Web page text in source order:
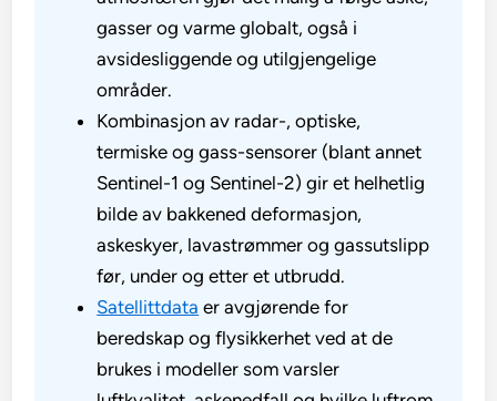
gasser og varme globalt, også i
avsidesliggende og utilgjengelige
områder.
Kombinasjon av radar-, optiske,
termiske og gass-sensorer (blant annet
Sentinel-1 og Sentinel-2) gir et helhetlig
bilde av bakkened deformasjon,
askeskyer, lavastrømmer og gassutslipp
før, under og etter et utbrudd.
Satellittdata er avgjørende for
beredskap og flysikkerhet ved at de
brukes i modeller som varsler